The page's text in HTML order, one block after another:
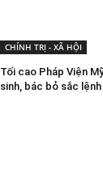
CHÍNH TRỊ - XÃ HỘI
Tối cao Pháp Viện
sinh, bác bỏ sắc